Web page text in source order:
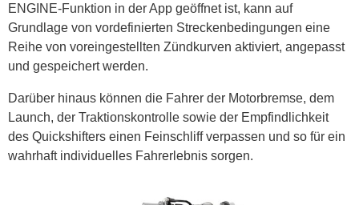
ENGINE-Funktion in der App geöffnet ist, kann auf
Grundlage von vordefinierten Streckenbedingungen eine
Reihe von voreingestellten Zündkurven aktiviert, angepasst
und gespeichert werden.
Darüber hinaus können die Fahrer der Motorbremse, dem
Launch, der Traktionskontrolle sowie der Empfindlichkeit
des Quickshifters einen Feinschliff verpassen und so für ein
wahrhaft individuelles Fahrerlebnis sorgen.